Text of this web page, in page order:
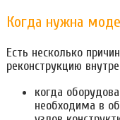
Когда нужна
Есть несколько
реконструкцию
когда
необходима в